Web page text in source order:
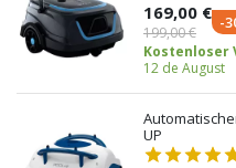
169,00 €
199,00 €
-
Kostenloser
12 de August
UP